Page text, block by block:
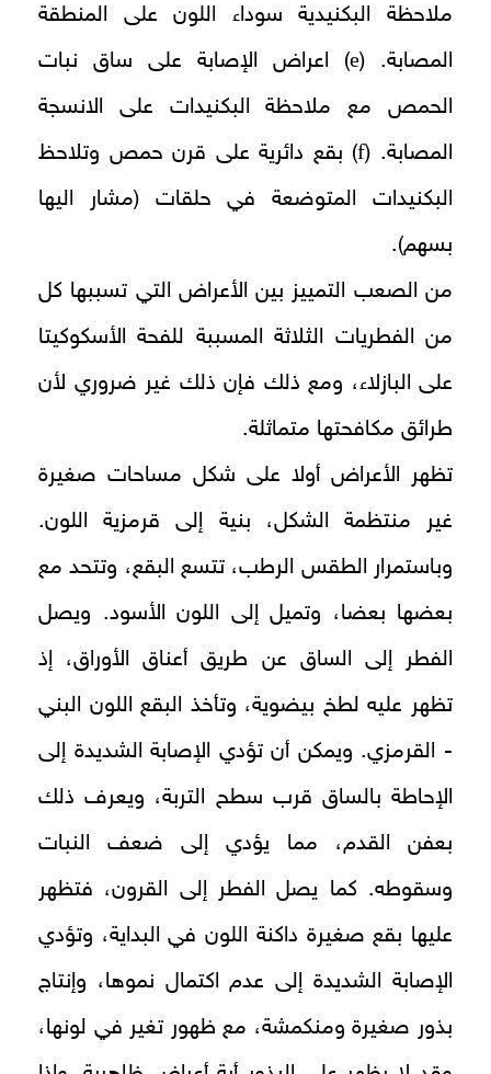
ملاحظة البكنيدية سوداء اللون على المنطقة
المصابة. (e) اعراض الإصابة على ساق نبات
الحمص مع ملاحظة البكنيدات على الانسجة
المصابة. (f) بقع دائرية على قرن حمص وتلاحظ
البكنيدات المتوضعة في حلقات (مشار اليها
بسهم).
من الصعب التمييز بين الأعراض التي تسببها كل
من الفطريات الثلاثة المسببة للفحة الأسكوكيتا
على البازلاء، ومع ذلك فإن ذلك غير ضروري لأن
طرائق مكافحتها متماثلة.
تظهر الأعراض أولا على شكل مساحات صغيرة
غير منتظمة الشكل، بنية إلى قرمزية اللون.
وباستمرار الطقس الرطب، تتسع البقع، وتتحد مع
بعضها بعضا، وتميل إلى اللون الأسود. ويصل
الفطر إلى الساق عن طريق أعناق الأوراق، إذ
تظهر عليه لطخ بيضوية، وتأخذ البقع اللون البني
- القرمزي. ويمكن أن تؤدي الإصابة الشديدة إلى
الإحاطة بالساق قرب سطح التربة، ويعرف ذلك
بعفن القدم، مما يؤدي إلى ضعف النبات
وسقوطه. كما يصل الفطر إلى القرون، فتظهر
عليها بقع صغيرة داكنة اللون في البداية، وتؤدي
الإصابة الشديدة إلى عدم اكتمال نموها، وإنتاج
بذور صغيرة ومنكمشة، مع ظهور تغير في لونها،